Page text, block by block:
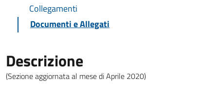
Collegamenti
Documenti e Allegati
Descrizione
(Sezione aggiornata al mese di Aprile 2020)